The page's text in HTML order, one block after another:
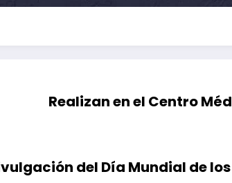
Realizan en el Centro
del Día Mundial de